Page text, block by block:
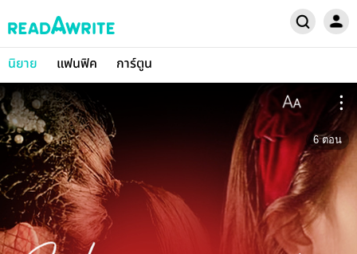
นิยาย แฟนฟิค การ์ตูน
6 ตอน